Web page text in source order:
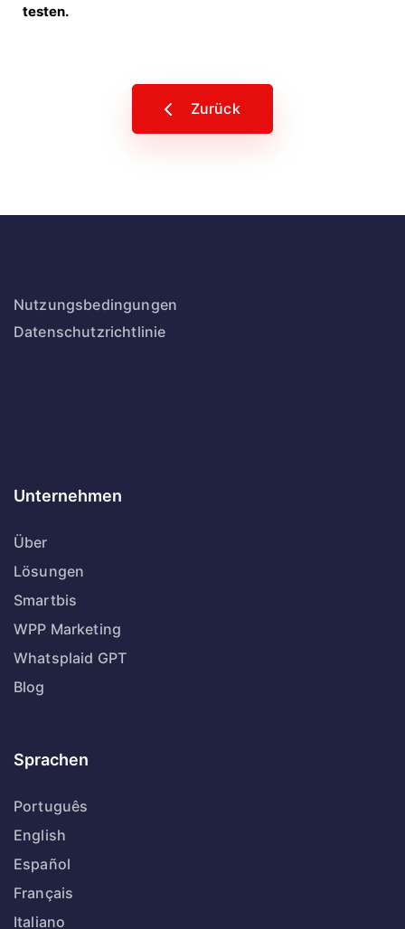
testen.
Zurück
Nutzungsbedingungen
Datenschutzrichtlinie
Unternehmen
Über
Lösungen
Smartbis
WPP Marketing
Whatsplaid GPT
Blog
Sprachen
Português
English
Español
Français
Italiano